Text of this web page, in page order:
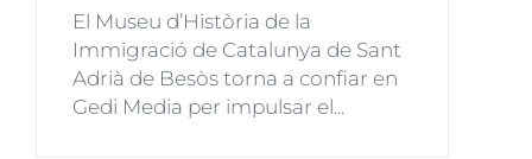
El Museu d’Història de la
Immigració de Catalunya de Sant
Adrià de Besòs torna a confiar en
Gedi Media per impulsar el...